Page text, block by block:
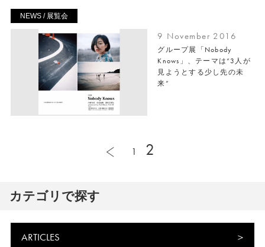
NEWS / 展覧会
9 November 2016
グループ展「Nobody
Knows」、テーマは“3人が
見ようとする少し先の未
来”
1 2
カテゴリで探す
ARTICLES